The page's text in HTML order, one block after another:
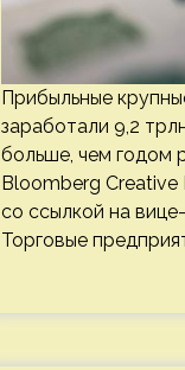
Прибыльные
заработали 9,2
больше, чем годом
Bloomberg
со ссылкой на
Торговые